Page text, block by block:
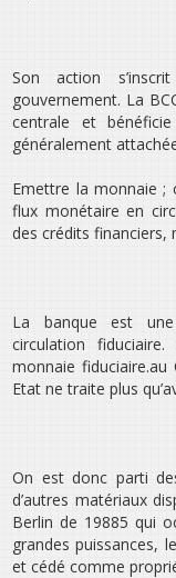
Son action
gouvernement. La
centrale et
généralement
Emettre la monnaie ;
flux monétaire en
des crédits financiers,
La banque est
circulation
monnaie fiduciaire.au
Etat ne traite plus
On est donc parti
d’autres matériaux
Berlin de 19885 qui
grandes puissances,
et cédé comme